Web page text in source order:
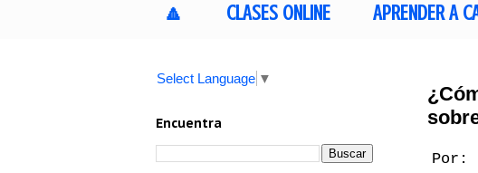
🔼 CLASES ONLINE APRENDER A
Por:
Select Language ▼
Encuentra